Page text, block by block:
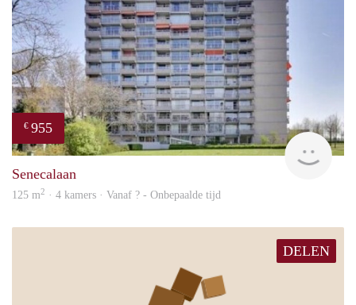
€ 955
Senecalaan
125 m2 · 4 kamers · Vanaf ? - Onbepaalde tijd
DELEN